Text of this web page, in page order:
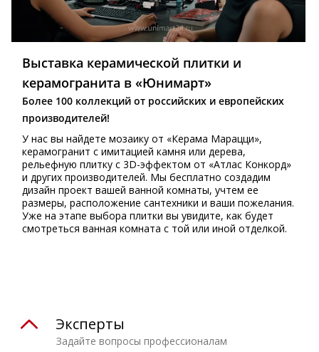
Выставка керамической плитки и
керамогранита в «Юнимарт»
Более 100 коллекций от российских и европейских
производителей!
У нас вы найдете мозаику от «Керама Марацци»,
керамогранит с имитацией камня или дерева,
рельефную плитку с 3D-эффектом от «Атлас Конкорд»
и других производителей. Мы бесплатно создадим
дизайн проект вашей ванной комнаты, учтем ее
размеры, расположение сантехники и ваши пожелания.
Уже на этапе выбора плитки вы увидите, как будет
смотреться ванная комната с той или иной отделкой.
Задайте вопросы профессионалам
Эксперты